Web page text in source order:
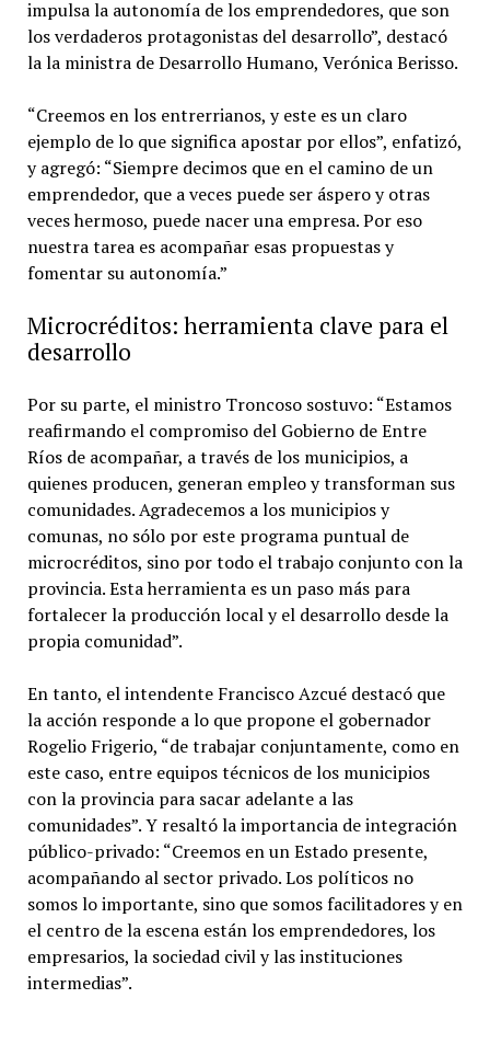
impulsa la autonomía de los emprendedores, que son
los verdaderos protagonistas del desarrollo”, destacó
la la ministra de Desarrollo Humano, Verónica Berisso.
“Creemos en los entrerrianos, y este es un claro
ejemplo de lo que significa apostar por ellos”, enfatizó,
y agregó: “Siempre decimos que en el camino de un
emprendedor, que a veces puede ser áspero y otras
veces hermoso, puede nacer una empresa. Por eso
nuestra tarea es acompañar esas propuestas y
fomentar su autonomía.”
Microcréditos: herramienta clave para el
desarrollo
Por su parte, el ministro Troncoso sostuvo: “Estamos
reafirmando el compromiso del Gobierno de Entre
Ríos de acompañar, a través de los municipios, a
quienes producen, generan empleo y transforman sus
comunidades. Agradecemos a los municipios y
comunas, no sólo por este programa puntual de
microcréditos, sino por todo el trabajo conjunto con la
provincia. Esta herramienta es un paso más para
fortalecer la producción local y el desarrollo desde la
propia comunidad”.
En tanto, el intendente Francisco Azcué destacó que
la acción responde a lo que propone el gobernador
Rogelio Frigerio, “de trabajar conjuntamente, como en
este caso, entre equipos técnicos de los municipios
con la provincia para sacar adelante a las
comunidades”. Y resaltó la importancia de integración
público-privado: “Creemos en un Estado presente,
acompañando al sector privado. Los políticos no
somos lo importante, sino que somos facilitadores y en
el centro de la escena están los emprendedores, los
empresarios, la sociedad civil y las instituciones
intermedias”.